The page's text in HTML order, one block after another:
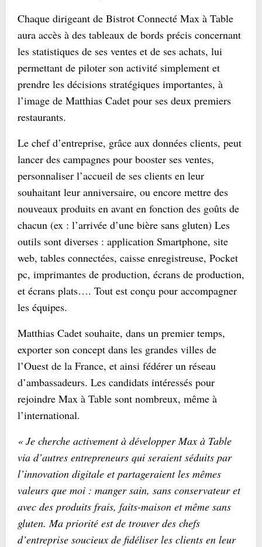
Chaque dirigeant de Bistrot Connecté Max à Table
aura accès à des tableaux de bords précis concernant
les statistiques de ses ventes et de ses achats, lui
permettant de piloter son activité simplement et
prendre les décisions stratégiques importantes, à
l’image de Matthias Cadet pour ses deux premiers
restaurants.
Le chef d’entreprise, grâce aux données clients, peut
lancer des campagnes pour booster ses ventes,
personnaliser l’accueil de ses clients en leur
souhaitant leur anniversaire, ou encore mettre des
nouveaux produits en avant en fonction des goûts de
chacun (ex : l’arrivée d’une bière sans gluten) Les
outils sont diverses : application Smartphone, site
web, tables connectées, caisse enregistreuse, Pocket
pc, imprimantes de production, écrans de production,
et écrans plats…. Tout est conçu pour accompagner
les équipes.
Matthias Cadet souhaite, dans un premier temps,
exporter son concept dans les grandes villes de
l’Ouest de la France, et ainsi fédérer un réseau
d’ambassadeurs. Les candidats intéressés pour
rejoindre Max à Table sont nombreux, même à
l’international.
« Je cherche activement à développer Max à Table
via d’autres entrepreneurs qui seraient séduits par
l’innovation digitale et partageraient les mêmes
valeurs que moi : manger sain, sans conservateur et
avec des produits frais, faits-maison et même sans
gluten. Ma priorité est de trouver des chefs
d’entreprise soucieux de fidéliser les clients en leur